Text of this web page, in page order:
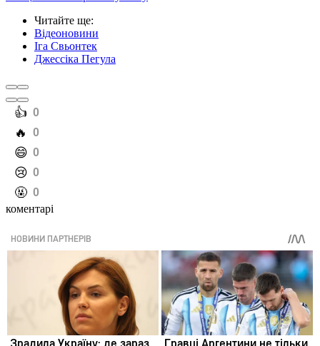
Читайте ще:
Відеоновини
Іга Свьонтек
Джессіка Пегула
️👍 0
️🔥 0
️😄 0
️😢 0
️🤬 0
коментарі